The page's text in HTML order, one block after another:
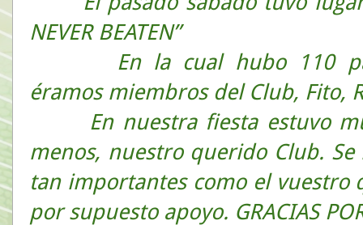
NEVER BEATEN”
En la cual hubo 110
éramos miembros del Club, Fito,
En nuestra fiesta estuvo
menos, nuestro querido Club.
tan importantes como el vuestro
por supuesto apoyo. GRACIAS